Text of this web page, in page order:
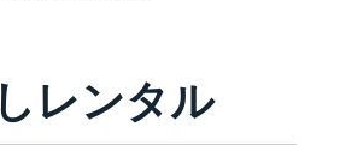
レンタル